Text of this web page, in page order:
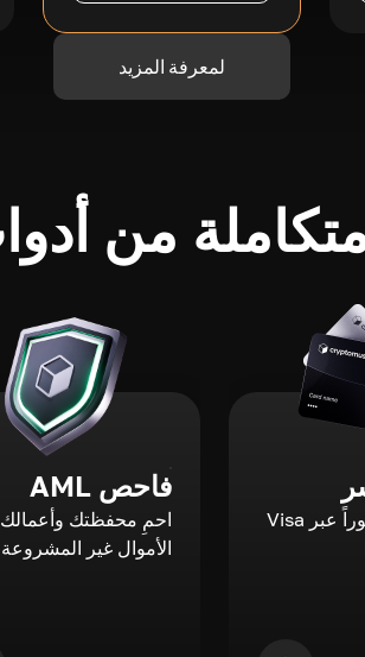
لمعرفة المزيد
من
اشترِ الكريبتو فوراً عبر Visa
فاحص AML
احمِ محفظتك
الأموال غير المشروعة